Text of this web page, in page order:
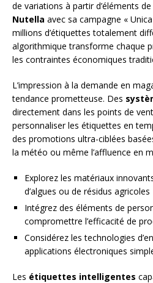
de variations à partir d’éléments
Nutella avec sa campagne «
millions d’étiquettes totalement
algorithmique transforme chaque
les contraintes économiques
L’impression à la demande en
tendance prometteuse. Des
directement dans les points de
personnaliser les étiquettes en
des promotions ultra-ciblées
la météo ou même l’affluence en
Explorez les matériaux
d’algues ou de résidus agricoles
Intégrez des éléments de
compromettre l’efficacité de
Considérez les technologies
applications électroniques
Les étiquettes intelligentes